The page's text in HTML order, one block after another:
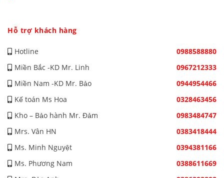
Hỗ trợ khách hàng
Hotline
0988588880
Miền Bắc -KD Mr. Linh
0967212333
Miền Nam -KD Mr. Bảo
0944954466
Kế toán Ms Hoa
0328463456
Kho – Bảo hành Mr. Đảm
0983484747
Mrs. Vân HN
0383418444
Ms. Minh Nguyệt
0394381166
Ms. Phương Nam
0388611669